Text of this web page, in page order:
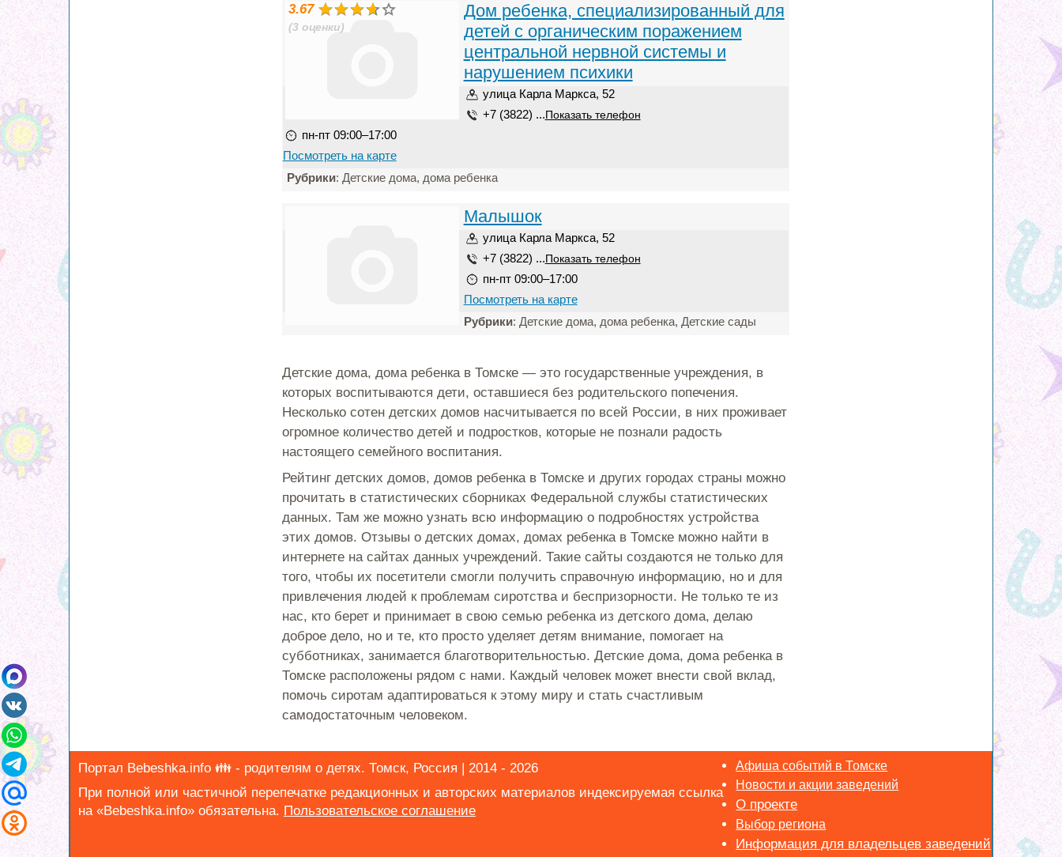
3.67
(3 оценки)
Дом ребенка, специализированный для
детей с органическим поражением
центральной нервной системы и
нарушением психики
улица Карла Маркса, 52
+7 (3822) ... Показать телефон
пн-пт 09:00–17:00
Посмотреть на карте
Рубрики: Детские дома, дома ребенка
Малышок
улица Карла Маркса, 52
+7 (3822) ... Показать телефон
пн-пт 09:00–17:00
Посмотреть на карте
Рубрики: Детские дома, дома ребенка, Детские сады
Детские дома, дома ребенка в Томске — это государственные учреждения, в
которых воспитываются дети, оставшиеся без родительского попечения.
Несколько сотен детских домов насчитывается по всей России, в них проживает
огромное количество детей и подростков, которые не познали радость
настоящего семейного воспитания.
Рейтинг детских домов, домов ребенка в Томске и других городах страны можно
прочитать в статистических сборниках Федеральной службы статистических
данных. Там же можно узнать всю информацию о подробностях устройства
этих домов. Отзывы о детских домах, домах ребенка в Томске можно найти в
интернете на сайтах данных учреждений. Такие сайты создаются не только для
того, чтобы их посетители смогли получить справочную информацию, но и для
привлечения людей к проблемам сиротства и беспризорности. Не только те из
нас, кто берет и принимает в свою семью ребенка из детского дома, делаю
доброе дело, но и те, кто просто уделяет детям внимание, помогает на
субботниках, занимается благотворительностью. Детские дома, дома ребенка в
Томске расположены рядом с нами. Каждый человек может внести свой вклад,
помочь сиротам адаптироваться к этому миру и стать счастливым
самодостаточным человеком.
Портал Bebeshka.info 👪 - родителям о детях. Томск, Россия | 2014 - 2026
При полной или частичной перепечатке редакционных и авторских материалов индексируемая ссылка
на «Bebeshka.info» обязательна.
Афиша событий в Томске
Новости и акции заведений
Выбор региона